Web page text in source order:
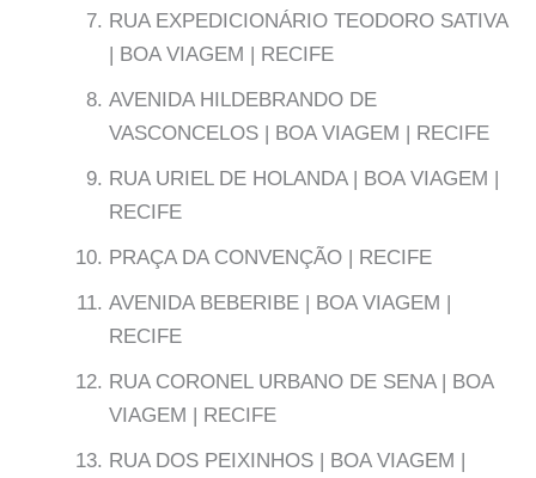
RUA EXPEDICIONÁRIO TEODORO SATIVA
| BOA VIAGEM | RECIFE
AVENIDA HILDEBRANDO DE
VASCONCELOS | BOA VIAGEM | RECIFE
RUA URIEL DE HOLANDA | BOA VIAGEM |
RECIFE
PRAÇA DA CONVENÇÃO | RECIFE
AVENIDA BEBERIBE | BOA VIAGEM |
RECIFE
RUA CORONEL URBANO DE SENA | BOA
VIAGEM | RECIFE
RUA DOS PEIXINHOS | BOA VIAGEM |